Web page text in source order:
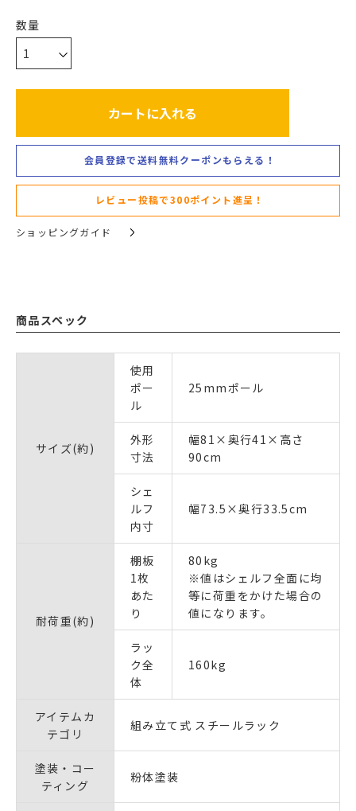
カートに入れる
会員登録で送料無料クーポンもらえる！
レビュー投稿で300ポイント進呈！
ショッピングガイド
商品スペック
サイズ(約)
使用
ポー
ル
25mmポール
外形
寸法
幅81×奥行41×高さ
90cm
シェ
ルフ
内寸
幅73.5×奥行33.5cm
耐荷重(約)
棚板
1枚
あた
り
80kg
※値はシェルフ全面に均
等に荷重をかけた場合の
値になります。
ラッ
ク全
体
160kg
アイテムカ
テゴリ
組み立て式 スチールラック
塗装・コー
ティング
粉体塗装